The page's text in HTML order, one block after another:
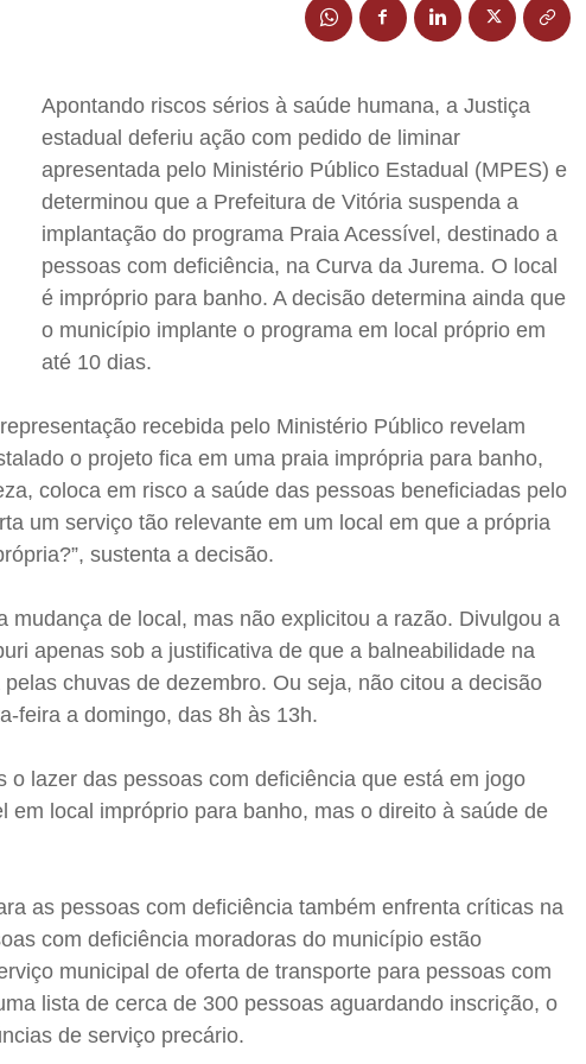
Apontando riscos sérios à saúde humana, a Justiça
estadual deferiu ação com pedido de liminar
apresentada pelo Ministério Público Estadual (MPES) e
determinou que a Prefeitura de Vitória suspenda a
implantação do programa Praia Acessível, destinado a
pessoas com deficiência, na Curva da Jurema. O local
é impróprio para banho. A decisão determina ainda que
o município implante o programa em local próprio em
até 10 dias.
recebida pelo Ministério Público revelam
o projeto fica em uma praia imprópria para banho,
coloca em risco a saúde das pessoas beneficiadas pelo
um serviço tão relevante em um local em que a própria
sustenta a decisão.
mudança de local, mas não explicitou a razão. Divulgou a
apenas sob a justificativa de que a balneabilidade na
chuvas de dezembro. Ou seja, não citou a decisão
feira a domingo, das 8h às 13h.
o lazer das pessoas com deficiência que está em jogo
em local impróprio para banho, mas o direito à saúde de
as pessoas com deficiência também enfrenta críticas na
com deficiência moradoras do município estão
municipal de oferta de transporte para pessoas com
lista de cerca de 300 pessoas aguardando inscrição, o
de serviço precário.